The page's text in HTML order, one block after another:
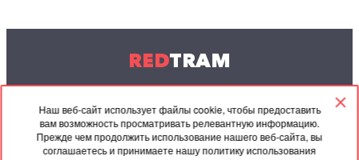
Наш веб-сайт использует файлы cookie, чтобы предоставить
вам возможность просматривать релевантную информацию.
Прежде чем продолжить использование нашего веб-сайта, вы
соглашаетесь и принимаете нашу политику использования
REDTRAM
© 2004-2026 Redtram, Ltd.
Сотрудничество
Архив
Контакты